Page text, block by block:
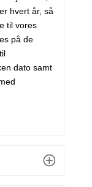
hvert år, så
til vores
på de
dato samt